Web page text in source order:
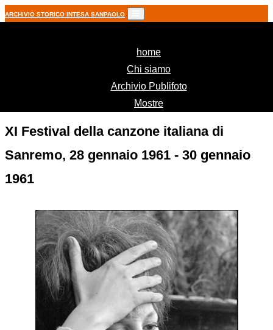
ARCHIVIO STORICO INTESA SANPAOLO
home(current)
Chi siamo
Archivio Publifoto
Mostre
XI Festival della canzone italiana di
Sanremo, 28 gennaio 1961 - 30 gennaio
1961